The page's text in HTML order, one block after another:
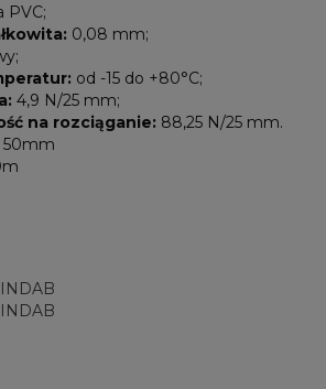
PVC;
0,08 mm;
od -15 do +80°C;
4,9 N/25 mm;
na rozciąganie: 88,25 N/25 mm.
50mm